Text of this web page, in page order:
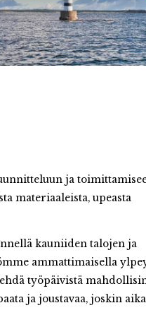
ja
materiaaleista, upeasta
kauniiden talojen ja
ammattimaisella
työpäivistä
ja joustavaa, joskin